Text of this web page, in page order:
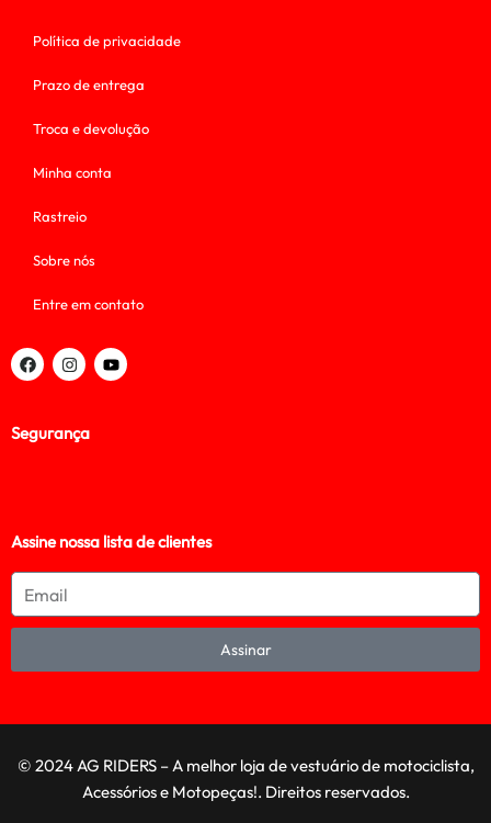
Política de privacidade
Prazo de entrega
Troca e devolução
Minha conta
Rastreio
Sobre nós
Entre em contato
Segurança
Assine nossa lista de clientes
Assinar
© 2024 AG RIDERS – A melhor loja de vestuário de motociclista,
Acessórios e Motopeças!. Direitos reservados.